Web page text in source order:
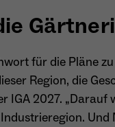
Zweck
für die Pläne
Region, die
IGA 2027.